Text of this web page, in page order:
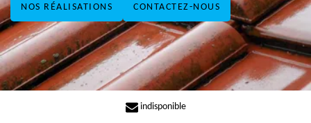
NOS RÉALISATIONS CONTACTEZ-NOUS
indisponible